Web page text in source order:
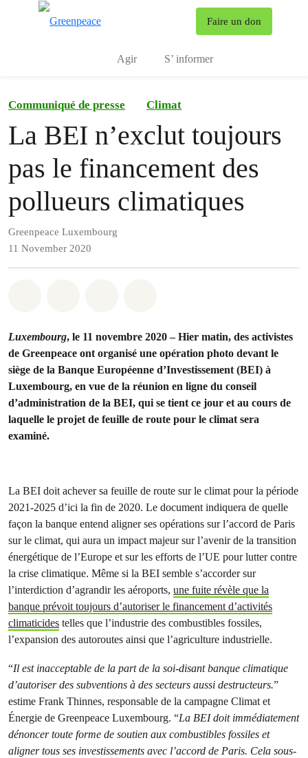
Faire un don
Agir S’ informer
Communiqué de presse Climat
La BEI n’exclut toujours
pas le financement des
pollueurs climatiques
Greenpeace Luxembourg
11 November 2020
Luxembourg, le 11 novembre 2020 – Hier matin, des activistes
de Greenpeace ont organisé une opération photo devant le
siège de la Banque Européenne d’Investissement (BEI) à
Luxembourg, en vue de la réunion en ligne du conseil
d’administration de la BEI, qui se tient ce jour et au cours de
laquelle le projet de feuille de route pour le climat sera
examiné.
La BEI doit achever sa feuille de route sur le climat pour la période
2021-2025 d’ici la fin de 2020. Le document indiquera de quelle
façon la banque entend aligner ses opérations sur l’accord de Paris
sur le climat, qui aura un impact majeur sur l’avenir de la transition
énergétique de l’Europe et sur les efforts de l’UE pour lutter contre
la crise climatique. Même si la BEI semble s’accorder sur
l’interdiction d’agrandir les aéroports, une fuite révèle que la
banque prévoit toujours d’autoriser le financement d’activités
climaticides telles que l’industrie des combustibles fossiles,
l’expansion des autoroutes ainsi que l’agriculture industrielle.
“Il est inacceptable de la part de la soi-disant banque climatique
d’autoriser des subventions à des secteurs aussi destructeurs.”
estime Frank Thinnes, responsable de la campagne Climat et
Énergie de Greenpeace Luxembourg. “La BEI doit immédiatement
dénoncer toute forme de soutien aux combustibles fossiles et
aligner tous ses investissements avec l’accord de Paris. Cela sous-